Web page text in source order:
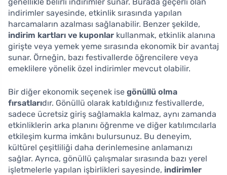
indirimler sayesinde, etkinlik sırasında yapılan
harcamaların azalması sağlanabilir. Benzer şekilde,
indirim kartları ve kuponlar kullanmak, etkinlik alanına
girişte veya yemek yeme sırasında ekonomik bir avantaj
sunar. Örneğin, bazı festivallerde öğrencilere veya
emeklilere yönelik özel indirimler mevcut olabilir.
Bir diğer ekonomik seçenek ise gönüllü olma
fırsatlarıdır. Gönüllü olarak katıldığınız festivallerde,
sadece ücretsiz giriş sağlamakla kalmaz, aynı zamanda
etkinliklerin arka planını öğrenme ve diğer katılımcılarla
etkileşim kurma imkânı bulursunuz. Bu deneyim,
kültürel çeşitliliği daha derinlemesine anlamanızı
sağlar. Ayrıca, gönüllü çalışmalar sırasında bazı yerel
işletmelerle yapılan işbirlikleri sayesinde, indirimler